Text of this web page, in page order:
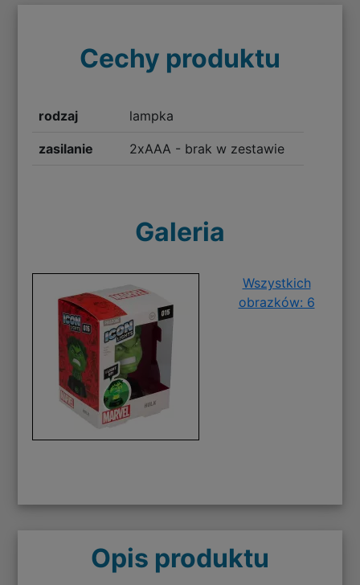
Cechy produktu
rodzaj lampka
zasilanie 2xAAA - brak w zestawie
Galeria
Wszystkich
obrazków: 6
Opis produktu